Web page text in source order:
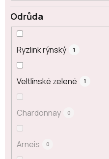
Odrůda
Ryzlink rýnský 1
Veltlínské zelené 1
Chardonnay 0
Arneis 0